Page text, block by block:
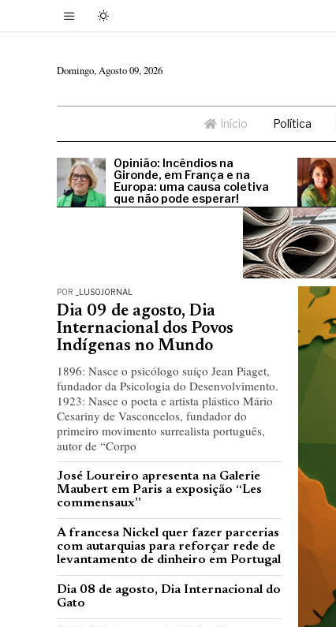
Domingo, Agosto 09, 2026
Início Política
Opinião: Incêndios na
Gironde, em França e na
Europa: uma causa coletiva
que não pode esperar!
POR _LUSOJORNAL
Dia 09 de agosto, Dia
Internacional dos Povos
Indígenas no Mundo
1896: Nasce o psicólogo suíço Jean Piaget,
fundador da Psicologia do Desenvolvimento.
1923: Nasce o poeta e artista plástico Mário
Cesariny de Vasconcelos, fundador do
primeiro movimento surrealista português,
autor de “Corpo
José Loureiro apresenta na Galerie
Maubert em Paris a exposição “Les
commensaux”
A francesa Nickel quer fazer parcerias
com autarquias para reforçar rede de
levantamento de dinheiro em Portugal
Dia 08 de agosto, Dia Internacional do
Gato